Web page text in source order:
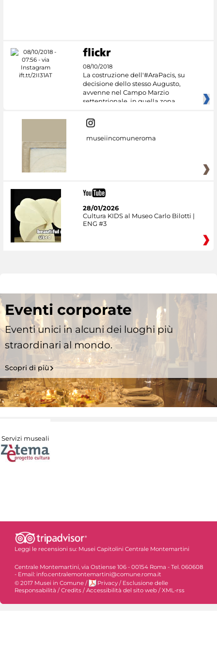
08/10/2018
La costruzione dell'#AraPacis, su
decisione dello stesso Augusto,
avvenne nel Campo Marzio
settentrionale, in quella zona
museiincomuneroma
28/01/2026
Cultura KIDS al Museo Carlo Bilotti |
ENG #3
Eventi corporate
Eventi unici in alcuni dei luoghi più
straordinari al mondo.
Scopri di più
Servizi museali
Leggi le recensioni su: Musei Capitolini Centrale Montemartini
Centrale Montemartini, via Ostiense 106 - 00154 Roma - Tel. 060608
- Email: info.centralemontemartini@comune.roma.it
© 2017 Musei in Comune / Privacy / Esclusione delle
Responsabilità / Credits / Accessibilità del sito web / XML-rss